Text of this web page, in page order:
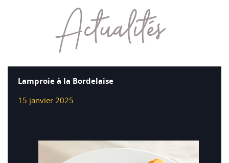
Actualités
Lamproie à la Bordelaise
15 janvier 2025